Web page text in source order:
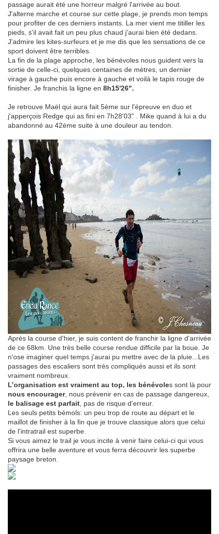
passage aurait été une horreur malgré l'arrivée au bout.
J'alterne marche et course sur cette plage, je prends mon temps
pour profiter de ces derniers instants. La mer vient me titiller les
pieds, s'il avait fait un peu plus chaud j'aurai bien été dedans.
J'admire les kites-surfeurs et je me dis que les sensations de ce
sport doivent être terribles.
La fin de la plage approche, les bénévoles nous guident vers la
sortie de celle-ci, quelques centaines de mètres, un dernier
virage à gauche puis encore à gauche et voilà le tapis rouge de
finisher. Je franchis la ligne en 8h15'26".
Je retrouve Maël qui aura fait 5ème sur l'épreuve en duo et
j'apperçois Redge qui as fini en 7h28'03" . Mike quand à lui a du
abandonné au 42ème suite à une douleur au tendon.
Après la course d'hier, je suis content de franchir la ligne d'arrivée
de ce 68km. Une très belle course rendue difficile par la boue. Je
n'ose imaginer quel temps j'aurai pu mettre avec de la pluie...Les
passages des escaliers sont très compliqués aussi et ils sont
vraiment nombreux.
L’organisation est vraiment au top, les bénévoles sont là pour
nous encourager, nous prévenir en cas de passage dangereux,
le balisage est parfait , pas de risque d'erreur.
Les seuls petits bémols: un peu trop de route au départ et le
maillot de finisher à la fin que je trouve classique alors que celui
de l'intratrail est superbe.
Si vous aimez le trail je vous incite à venir faire celui-ci qui vous
offrira une belle aventure et vous ferra découvrir les superbe
paysage breton.